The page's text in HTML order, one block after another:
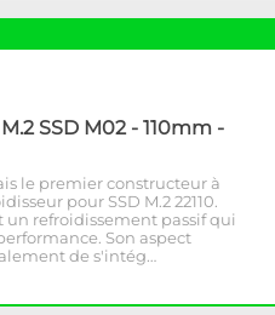
SSD M02 - 110mm -
le premier constructeur à
pour SSD M.2 22110.
un refroidissement passif qui
Son aspect
de s'intég…